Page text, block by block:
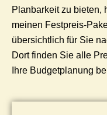
Planbarkeit zu bieten,
meinen Festpreis-
übersichtlich für Sie
Dort finden Sie alle
Ihre Budgetplanung